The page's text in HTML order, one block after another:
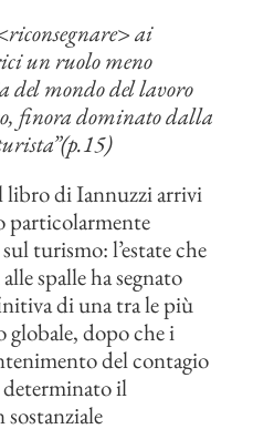
ai
un ruolo meno
del mondo del lavoro
finora dominato dalla
libro di Iannuzzi arrivi
particolarmente
turismo: l’estate che
spalle ha segnato
di una tra le più
globale, dopo che i
del contagio
determinato il